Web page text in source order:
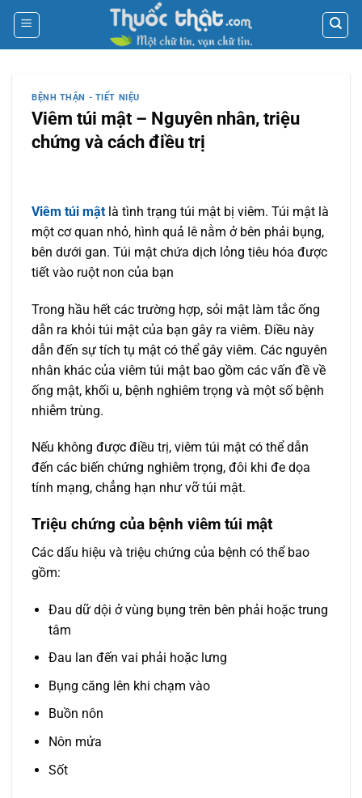
Skip
content
BỆNH THẬN - TIẾT NIỆU
Viêm túi mật – Nguyên nhân, triệu
chứng và cách điều trị
Viêm túi mật là tình trạng túi mật bị viêm. Túi mật là
một cơ quan nhỏ, hình quả lê nằm ở bên phải bụng,
bên dưới gan. Túi mật chứa dịch lỏng tiêu hóa được
tiết vào ruột non của bạn
Trong hầu hết các trường hợp, sỏi mật làm tắc ống
dẫn ra khỏi túi mật của bạn gây ra viêm. Điều này
dẫn đến sự tích tụ mật có thể gây viêm. Các nguyên
nhân khác của viêm túi mật bao gồm các vấn đề về
ống mật, khối u, bệnh nghiêm trọng và một số bệnh
nhiễm trùng.
Nếu không được điều trị, viêm túi mật có thể dẫn
đến các biến chứng nghiêm trọng, đôi khi đe dọa
tính mạng, chẳng hạn như vỡ túi mật.
Triệu chứng của bệnh viêm túi mật
Các dấu hiệu và triệu chứng của bệnh có thể bao
gồm:
Đau dữ dội ở vùng bụng trên bên phải hoặc trung
tâm
Đau lan đến vai phải hoặc lưng
Bụng căng lên khi chạm vào
Buồn nôn
Nôn mửa
Sốt